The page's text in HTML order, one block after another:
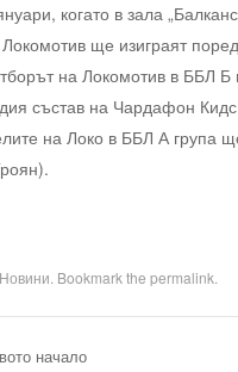
когато в зала
ще изиграят
на Локомотив в ББЛ Б
състав на Чардафон
на Локо в ББЛ А група
Новини . Bookmark thepermalink
начало